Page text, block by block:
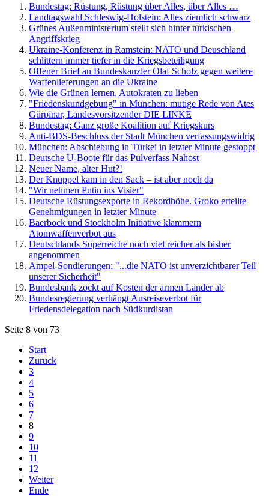
Bundestag: Rüstung, Rüstung über Alles, über Alles …
Landtagswahl Schleswig-Holstein: Alles ziemlich schwarz
Grünes Außenministerium stellt sich hinter türkischen
Angriffskrieg
Ukraine-Konferenz in Ramstein: NATO und Deuschland
schlittern immer tiefer in die Kriegsbeteiligung
Offener Brief an Bundeskanzler Olaf Scholz gegen weitere
Waffenlieferungen an die Ukraine
Wie die Grünen lernen, Autokraten zu lieben
"Friedenskundgebung" in München: mutige Rede von Ates
Gürpinar, Landesvorsitzender DIE LINKE
Bundestag: Ganz große Koalition auf Kriegskurs
Anti-BDS-Beschluss der Stadt München verfassungswidrig
München: Abschiebung in Türkei in letzter Minute gestoppt
Deutsche U-Boote für das Pulverfass Nahost
Neuer Name, alter Hut?!
Der Knüppel kam in den Sack – ist aber noch da
"Wir nehmen Putin ins Visier"
Deutsche Rüstungsexporte in Rekordhöhe. Groko erteilte
Genehmigungen in letzter Minute
Baerbock und Stockholm Initiative klammern
Atomwaffenverbot aus
Deutschlands Superreiche noch viel reicher als bisher
angenommen
Ampel-Sondierungen: "...die NATO ist unverzichtbarer Teil
unserer Sicherheit"
Bundesbank zockt auf Kosten der armen Länder ab
Bundesregierung verhängt Ausreiseverbot für
Friedensdelegation nach Südkurdistan
Seite 8 von 73
Start
Zurück
3
4
5
6
7
8
9
10
11
12
Weiter
Ende